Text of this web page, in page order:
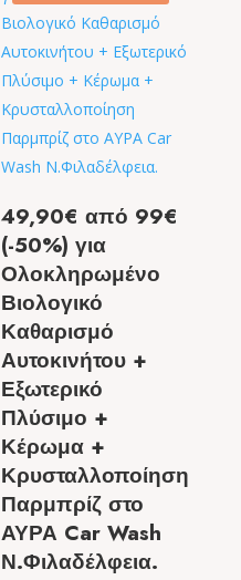
49,90€ από 99€
(-50%) για
Ολοκληρωμένο
Βιολογικό
Καθαρισμό
Αυτοκινήτου +
Εξωτερικό
Πλύσιμο +
Κέρωμα +
Κρυσταλλοποίηση
Παρμπρίζ στο
ΑΥΡΑ Car Wash
Ν.Φιλαδέλφεια.